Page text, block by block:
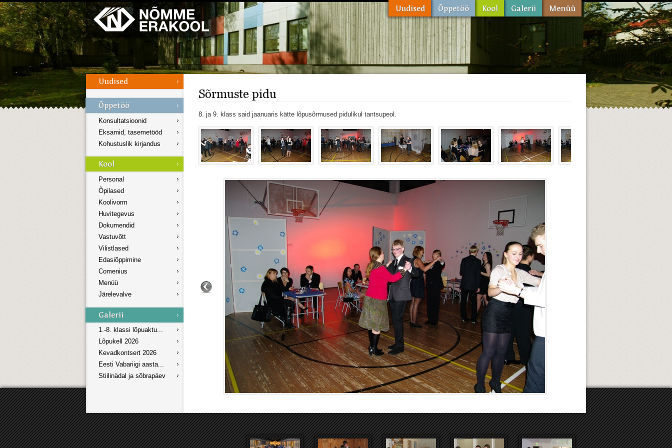
Menüü
Galerii
Konsultatsioonid
Eksamid, tasemetööd
Kohustuslik kirjandus
Personal
Õpilased
Koolivorm
Huvitegevus
Dokumendid
Vastuvõtt
Vilistlased
Edasiõppimine
Comenius
Menüü
Järelevalve
1.-8. klassi lõpuaktu...
Lõpukell 2026
Kevadkontsert 2026
Eesti Vabariigi aasta...
Stiilinädal ja sõbrapäev
Sõrmuste pidu
8. ja 9. klass said jaanuaris kätte lõpusõrmused pidulikul tantsupeol.